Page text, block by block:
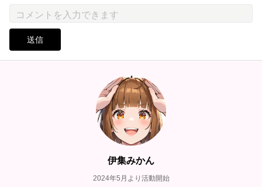
送信
伊集みかん
2024年5月より活動開始